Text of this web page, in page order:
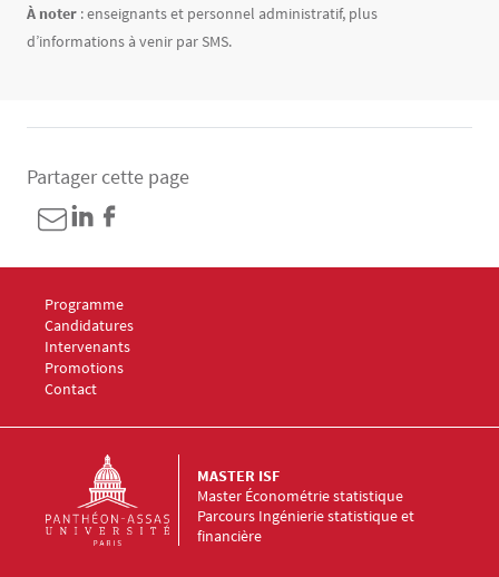
Texte
À noter : enseignants et personnel administratif, plus
d’informations à venir par SMS.
Partager cette page
Menu Footer Master ISF 1
Programme
Menu Footer Master ISF 2
Candidatures
Menu Footer Master ISF 3
Intervenants
Menu Footer Master ISF 4
Promotions
Menu Footer Master ISF 5
Contact
Master Économétrie statistique
Parcours Ingénierie statistique et
financière
MASTER ISF